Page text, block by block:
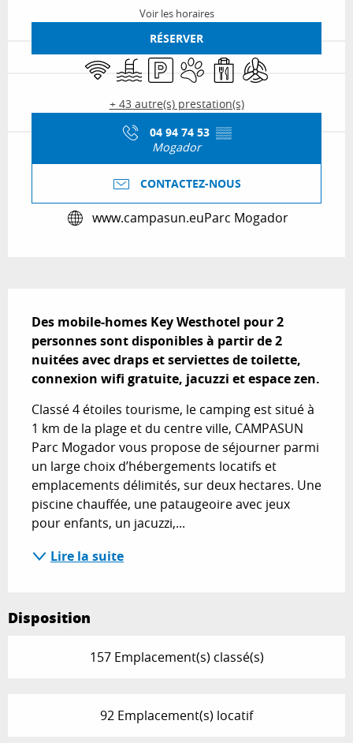
Voir les horaires
RÉSERVER
WiFi PiscineParkingAnimaux acceptés
Vente à emporter
Air conditionné
+ 43 autre(s) prestation(s)
04 94 74 53 ▒▒
Mogador
CONTACTEZ-NOUS
www.campasun.euParc Mogador
Des mobile-homes Key Westhotel pour 2
personnes sont disponibles à partir de 2
nuitées avec draps et serviettes de toilette,
connexion wifi gratuite, jacuzzi et espace zen.
Classé 4 étoiles tourisme, le camping est situé à
1 km de la plage et du centre ville, CAMPASUN
Parc Mogador vous propose de séjourner parmi
un large choix d’hébergements locatifs et
emplacements délimités, sur deux hectares. Une
piscine chauffée, une pataugeoire avec jeux
pour enfants, un jacuzzi,...
Lire la suite
Disposition
157 Emplacement(s) classé(s)
92 Emplacement(s) locatif